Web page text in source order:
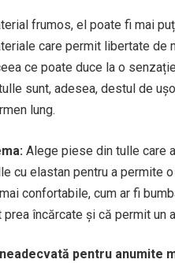
frumos, el poate fi mai
care permit libertate
ce poate duce la o
sunt, adesea, destul de
lung.
Alege piese din tulle care
cu elastan pentru a permite
confortabile, cum ar fi
încărcate și că permit un
pentru anumite